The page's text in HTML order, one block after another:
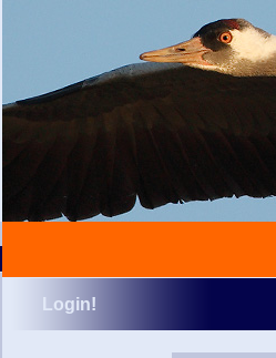
Login!